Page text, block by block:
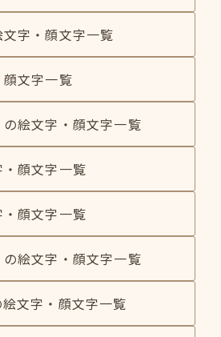
字・顔文字一覧
文字一覧
絵文字・顔文字一覧
顔文字一覧
顔文字一覧
絵文字・顔文字一覧
文字・顔文字一覧